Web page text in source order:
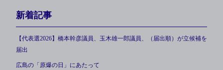
新着記事
【代表選2026】橋本幹彦議員、玉木雄一郎議員、（届出順）が立候補を
届出
広島の「原爆の日」にあたって